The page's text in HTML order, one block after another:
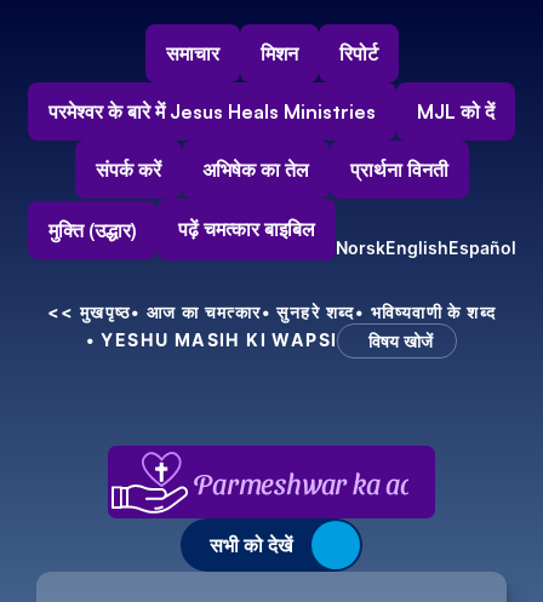
समाचार मिशन रिपोर्ट
परमेश्वर के बारे में Jesus Heals Ministries MJL को दें
संपर्क करें अभिषेक का तेल प्रार्थना विनती
मुक्ति (उद्धार) पढ़ें चमत्कार बाइबिल
NorskEnglishEspañol
<< मुखपृष्ठ• आज का चमत्कार• सुनहरे शब्द• भविष्यवाणी के शब्द
• YESHU MASIH KI WAPSI
विषय खोजें
Parmeshwar ka aabhar,
सभी को देखें